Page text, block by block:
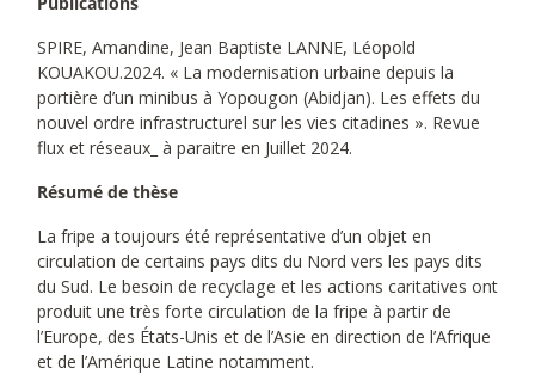
SPIRE, Amandine, Jean Baptiste LANNE, Léopold
KOUAKOU.2024. « La modernisation urbaine depuis la
portière d’un minibus à Yopougon (Abidjan). Les effets du
nouvel ordre infrastructurel sur les vies citadines ». Revue
flux et réseaux_ à paraitre en Juillet 2024.
Résumé de thèse
La fripe a toujours été représentative d’un objet en
circulation de certains pays dits du Nord vers les pays dits
du Sud. Le besoin de recyclage et les actions caritatives ont
produit une très forte circulation de la fripe à partir de
l’Europe, des États-Unis et de l’Asie en direction de l’Afrique
et de l’Amérique Latine notamment.